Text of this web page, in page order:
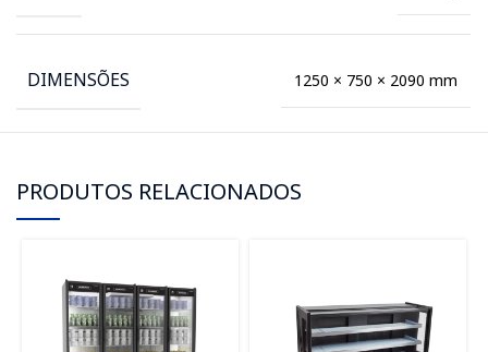
DIMENSÕES 1250 × 750 × 2090 mm
PRODUTOS RELACIONADOS